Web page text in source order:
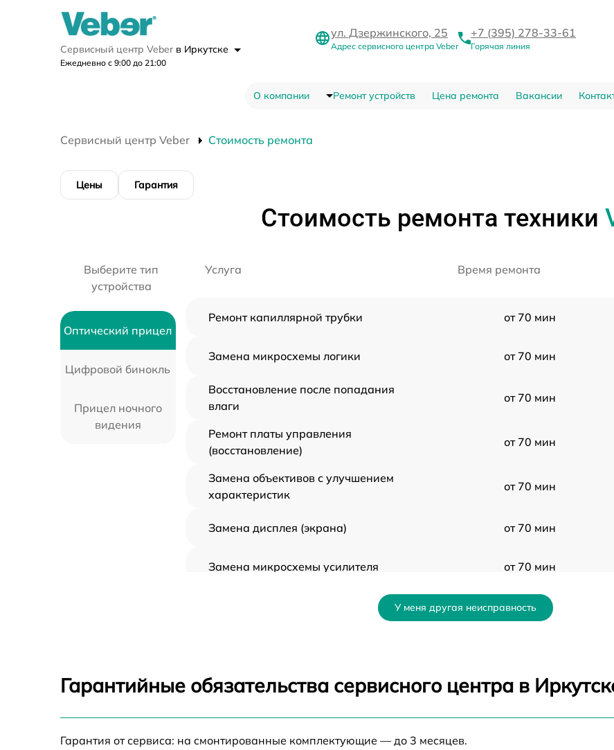
Сервисный центр Veber в Иркутске
Ежедневно с 9:00 до 21:00
ул. Дзержинского, 25
Адрес сервисного центра Veber
+7 (395) 278-33-61
Горячая линия
О компании Ремонт устройств Цена ремонта Вакансии
Сервисный центр Veber Стоимость ремонта
Цены Гарантия
Стоимость ремонта техники
Выберите тип
устройства
Оптический прицел
Цифровой бинокль
Прицел ночного
видения
Услуга Время ремонта
Ремонт капиллярной трубки от 70 мин
Замена микросхемы логики от 70 мин
Восстановление после попадания
влаги
от 70 мин
Ремонт платы управления
(восстановление)
от 70 мин
Замена объективов с улучшением
характеристик
от 70 мин
Замена дисплея (экрана) от 70 мин
Замена микросхемы усилителя от 70 мин
от 70 мин
Ремонт разъема от 70 мин
Замена ключей управления от 70 мин
У меня другая неисправность
Гарантийные обязательства сервисного центра в
Гарантия от сервиса: на смонтированные комплектующие — до 3 месяцев.